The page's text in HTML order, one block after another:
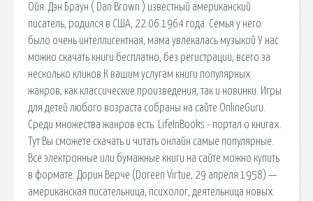
Ойя. Дэн Браун ( Dan Brown ) известный американский
писатель, родился в США, 22.06.1964 года. Семья у него
было очень интеллигентная, мама увлекалась музыкой У нас
можно скачать книги бесплатно, без регистрации, всего за
несколько кликов.К вашим услугам книги популярных
жанров, как классические произведения, так и новинки. Игры
для детей любого возраста собраны на сайте OnlineGuru.
Среди множества жанров есть. LifeInBooks - портал о книгах.
Тут Вы сможете скачать и читать онлайн самые популярные.
Все электронные или бумажные книги на сайте можно купить
в формате: Дорин Верче (Doreen Virtue, 29 апреля 1958) —
американская писательница, психолог, деятельница новых.